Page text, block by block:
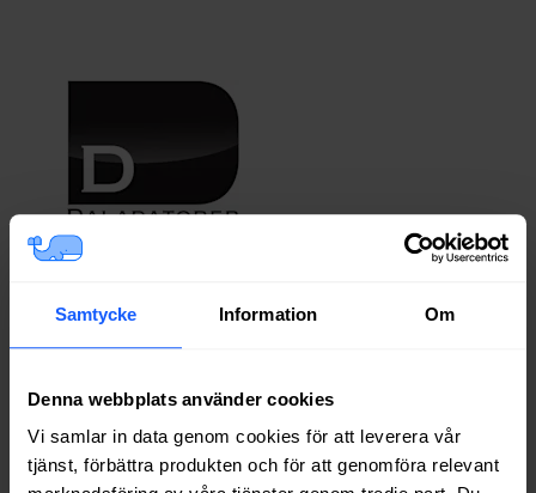
Samtycke Information Om
Denna webbplats använder cookies
Vi samlar in data genom cookies för att leverera vår
tjänst, förbättra produkten och för att genomföra relevant
Fast bredband